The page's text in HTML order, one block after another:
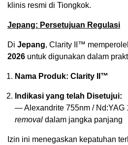
klinis resmi di Tiongkok.
Jepang: Persetujuan Regulasi
Di Jepang, Clarity II™
2026 untuk digunakan dalam
Nama Produk: Clarity II™
Indikasi yang telah Disetujui:
— Alexandrite 755nm / Nd:YAG
removal dalam jangka panjang
Izin ini menegaskan kepatuhan